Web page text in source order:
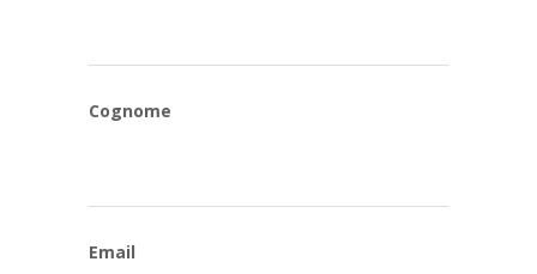
Cognome
Email